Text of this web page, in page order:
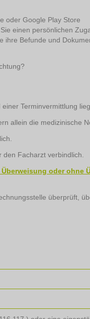
oder Google Play Store
einen persönlichen
ihre Befunde und
Terminvermittlung
allein die medizinische
Facharzt verbindlich.
oder ohne
überprüft,